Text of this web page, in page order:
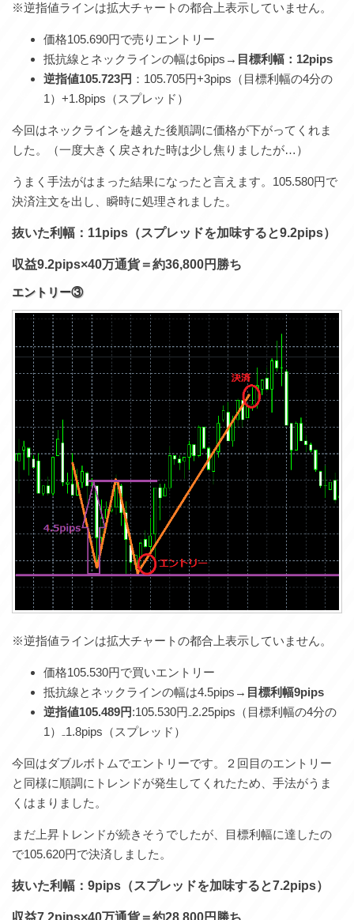
※逆指値ラインは拡大チャートの都合上表示していません。
価格105.690円で売りエントリー
抵抗線とネックラインの幅は6pips→ 目標利幅：12pips
逆指値105.723円 ：105.705円+3pips（目標利幅の4分の
1）+1.8pips（スプレッド）
今回はネックラインを越えた後順調に価格が下がってくれま
した。（一度大きく戻された時は少し焦りましたが…）
うまく手法がはまった結果になったと言えます。105.580円で
決済注文を出し、瞬時に処理されました。
抜いた利幅：11pips（スプレッドを加味すると9.2pips）
収益9.2pips×40万通貨＝約36,800円勝ち
エントリー③
※逆指値ラインは拡大チャートの都合上表示していません。
価格105.530円で買いエントリー
抵抗線とネックラインの幅は4.5pips→ 目標利幅9pips
逆指値105.489円:105.530円₋2.25pips（目標利幅の4分の
1）₋1.8pips（スプレッド）
今回はダブルボトムでエントリーです。２回目のエントリー
と同様に順調にトレンドが発生してくれたため、手法がうま
くはまりました。
まだ上昇トレンドが続きそうでしたが、目標利幅に達したの
で105.620円で決済しました。
抜いた利幅：9pips（スプレッドを加味すると7.2pips）